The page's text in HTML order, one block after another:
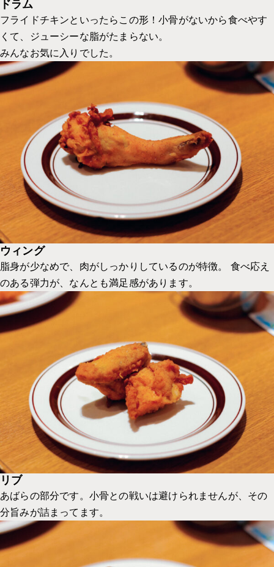
ドラム
フライドチキンといったらこの形！小骨がないから食べやす
くて、ジューシーな脂がたまらない。
みんなお気に入りでした。
ウィング
脂身が少なめで、肉がしっかりしているのが特徴。 食べ応え
のある弾力が、なんとも満足感があります。
リブ
あばらの部分です。小骨との戦いは避けられませんが、その
分旨みが詰まってます。